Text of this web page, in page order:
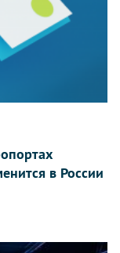
в России